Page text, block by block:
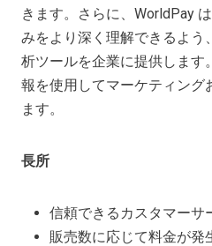
きます。さらに、WorldPay
みをより深く理解できるよう
析ツールを企業に提供します
報を使用してマーケティング
ます。
長所
信頼できるカスタマーサ
販売数に応じて料金が発